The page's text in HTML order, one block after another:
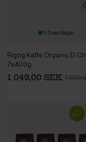
1-3 vardagar
Rigtig Kaffe Organic El
7x400g
1 049,00 SEK 1